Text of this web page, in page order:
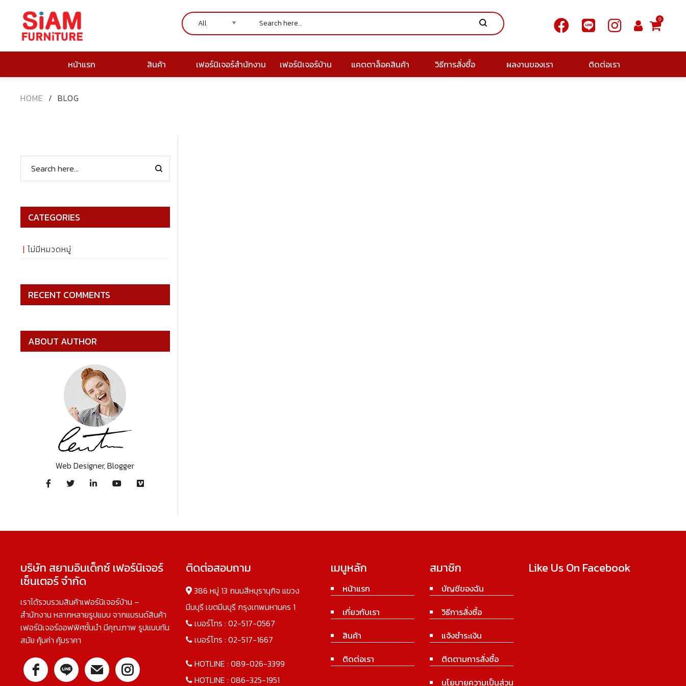
0
หน้าแรก สินค้า เฟอร์นิเจอร์สำนักงาน เฟอร์นิเจอร์บ้าน แคตตาล็อคสินค้า วิธีการสั่งซื้อ ผลงานของเรา ติดต่อเรา
HOME / BLOG
CATEGORIES
ไม่มีหมวดหมู่
RECENT COMMENTS
ABOUT AUTHOR
Web Designer, Blogger
บริษัท สยามอินเด็กซ์ เฟอร์นิเจอร์
เซ็นเตอร์ จำกัด
เราได้รวบรวมสินค้าเฟอร์นิเจอร์บ้าน –
สำนักงาน หลากหลายรูปแบบ จากแบรนด์สินค้า
เฟอร์นิเจอร์ออฟฟิศชั้นนำ มีคุณภาพ รูปแบบทัน
สมัย คุ้มค่า คุ้มราคา
ติดต่อสอบถาม
386 หมู่ 13 ถนนสีหบุรานุกิจ แขวง
มีนบุรี เขตมีนบุรี กรุงเทพมหานคร 1
เบอร์โทร : 02-517-0567
เบอร์โทร : 02-517-1667
HOTLINE : 089-026-3399
HOTLINE : 086-325-1951
เมนูหลัก
หน้าแรก
เกี่ยวกับเรา
สินค้า
ติดต่อเรา
สมาชิก
บัญชีของฉัน
วิธีการสั่งซื้อ
แจ้งชำระเงิน
ติดตามการสั่งซื้อ
นโยบายความเป็นส่วน
Like Us On Facebook